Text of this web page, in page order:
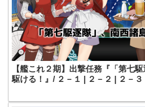
【艦これ２期】出撃任務『「第七
駆ける！』/ ２－１ | ２－２ | ２－３